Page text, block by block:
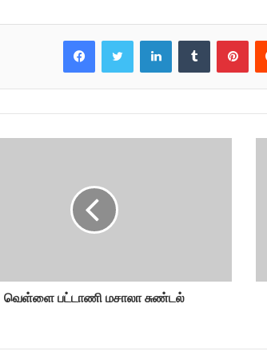
FacebookTwitter LinkedInTumblr
வெள்ளை பட்டாணி மசாலா சுண்டல்